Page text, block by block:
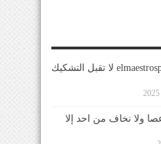
مصداقية elmaestrosport لا تقبل التشكيك
ولا نخاف من احد إلا